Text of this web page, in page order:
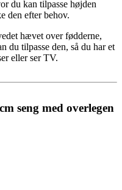
du kan tilpasse højden
den efter behov.
hævet over fødderne,
du tilpasse den, så du har et
eller ser TV.
seng med overlegen